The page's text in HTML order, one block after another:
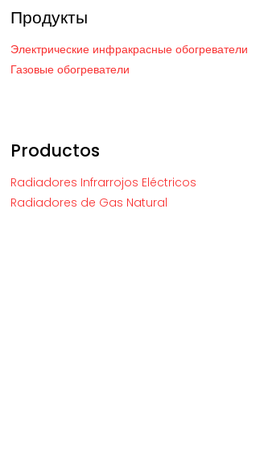
Продукты
Электрические инфракрасные обогреватели
Газовые обогреватели
Productos
Radiadores Infrarrojos Eléctricos
Radiadores de Gas Natural